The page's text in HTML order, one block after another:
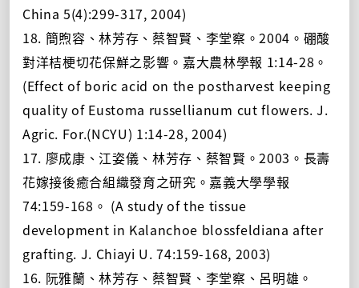
China 5(4):299-317, 2004)
18. 簡煦容、林芳存、蔡智賢、李堂察。2004。硼酸
對洋桔梗切花保鮮之影響。嘉大農林學報 1:14-28。
(Effect of boric acid on the postharvest keeping
quality of Eustoma russellianum cut flowers. J.
Agric. For.(NCYU) 1:14-28, 2004)
17. 廖成康、江姿儀、林芳存、蔡智賢。2003。長壽
花嫁接後癒合組織發育之研究。嘉義大學學報
74:159-168。 (A study of the tissue
development in Kalanchoe blossfeldiana after
grafting. J. Chiayi U. 74:159-168, 2003)
16. 阮雅蘭、林芳存、蔡智賢、李堂察、呂明雄。